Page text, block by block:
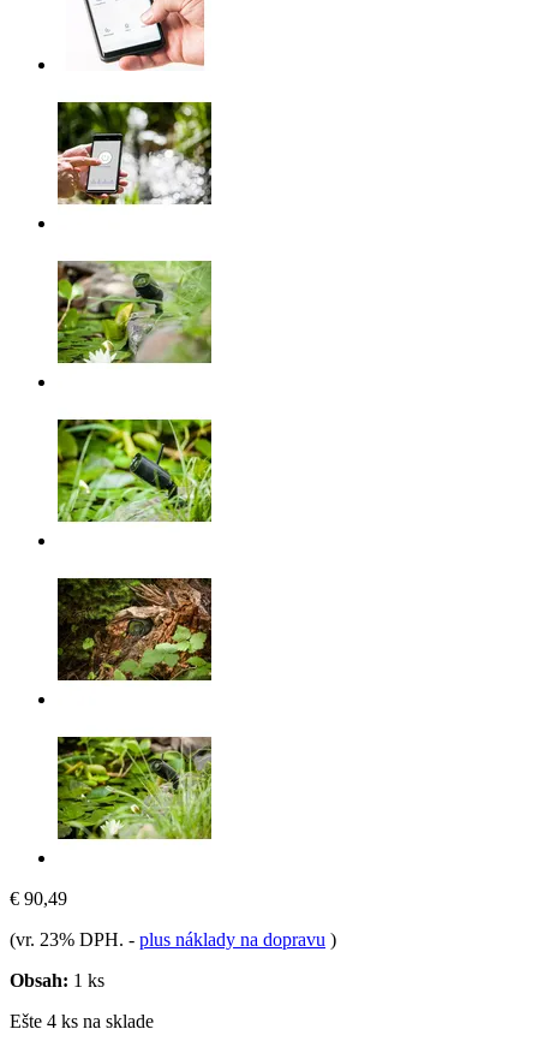
€ 90,49
(vr. 23% DPH. - plus náklady na dopravu )
Obsah: 1 ks
Ešte 4 ks na sklade